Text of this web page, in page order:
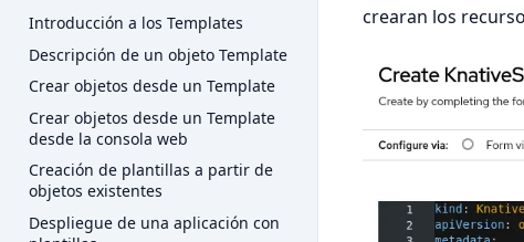
Introducción a los Templates
Descripción de un objeto Template
Crear objetos desde un Template
Crear objetos desde un Template
desde la consola web
Creación de plantillas a partir de
objetos existentes
Despliegue de una aplicación con
crearan los